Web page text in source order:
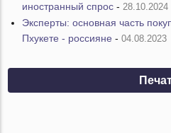
иностранный спрос - 28.10.2024
Эксперты: основная часть
Пхукете - россияне -04.08.2023